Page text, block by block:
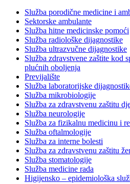
Služba porodične medicine i
Sektorske ambulante
Služba hitne medicinske pomoći
Služba radiološke dijagnostike
Služba ultrazvučne dijagnostike
Služba zdravstvene zaštite kod
plućnih oboljenja
Previjalište
Služba laboratorijske
Služba mikrobiologije
Služba za zdravstvenu zaštitu
Služba neurologije
Služba za fizikalnu medicinu i
Služba oftalmologije
Služba za interne bolesti
Služba za zdravstvenu zaštitu
Služba stomatologije
Služba medicine rada
Higijensko – epidemiološka